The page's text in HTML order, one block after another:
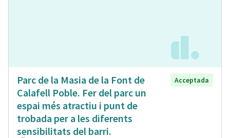
Parc de la Masia de la Font de
Calafell Poble. Fer del parc un
espai més atractiu i punt de
trobada per a les diferents
sensibilitats del barri.
Acceptada